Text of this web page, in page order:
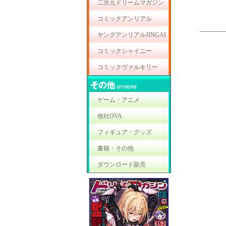
二次元ドリームマガジン
コミックアンリアル
ヤングアンリアルJINGAI
コミックシャイニー
コミックヴァルキリー
ゲーム・アニメ
他社OVA
フィギュア・グッズ
書籍・その他
ダウンロード販売